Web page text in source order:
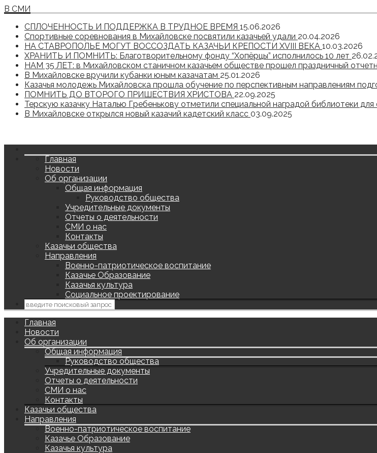
В СМИ
СПЛОЧЕННОСТЬ И ПОДДЕРЖКА В ТРУДНОЕ ВРЕМЯ 15.06.2026
Спортивные соревнования в Михайловске посвятили казачьей удали 20.04.2026
НА СТАВРОПОЛЬЕ МОГУТ ВОССОЗДАТЬ КАЗАЧЬИ КРЕПОСТИ XVIII ВЕКА 10.03.2026
ХРАНИТЬ И ПОМНИТЬ: Благотворительному фонду “Хопёрцы” исполнилось 10 лет
НАМ 35 ЛЕТ: в Михайловском станичном казачьем обществе прошел праздничный
В Михайловске вручили кубанки юным казачатам 25.01.2026
Казачья молодежь Михайловска прошла обучение по перспективным направлениям
ПОМНИТЬ ДО ВТОРОГО ПРИШЕСТВИЯ ХРИСТОВА 22.09.2025
Терскую казачку Наталью Гребенькову отметили специальной наградой библиотеки
В Михайловске открылся новый казачий кадетский класс 03.09.2025
Главная
Новости
Об организации
Общая информация
Руководство общества
Учредительные документы
Отчеты о деятельности
СМИ о нас
Контакты
Казачьи общества
Направления
Военно-патриотическое воспитание
Казачье Образование
Казачья культура
Социальное проектирование
Главная
Новости
Об организации
Общая информация
Руководство общества
Учредительные документы
Отчеты о деятельности
СМИ о нас
Контакты
Казачьи общества
Направления
Военно-патриотическое воспитание
Казачье Образование
Казачья культура